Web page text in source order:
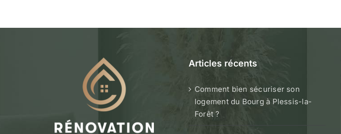
Articles récents
Comment bien sécuriser son
logement du Bourg à Plessis-la-
Forêt ?